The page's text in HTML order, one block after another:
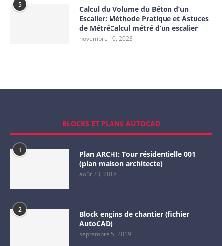
5
Calcul du Volume du Béton d’un
Escalier: Méthode Pratique et Astuces
de MétréCalcul métré d’un escalier
novembre 10, 2023
BLOCKS ET PLANS AUTOCAD
1
Plan ARCHI: Tour résidentielle 001
(plan maison architecte)
août 23, 2018
2
Block engins de chantier (fichier
AutoCAD)
septembre 5, 2019